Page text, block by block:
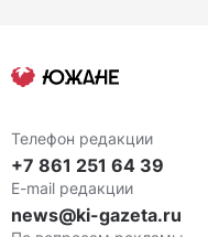
Телефон редакции
+7 861 251 64 39
E-mail редакции
news@ki-gazeta.ru